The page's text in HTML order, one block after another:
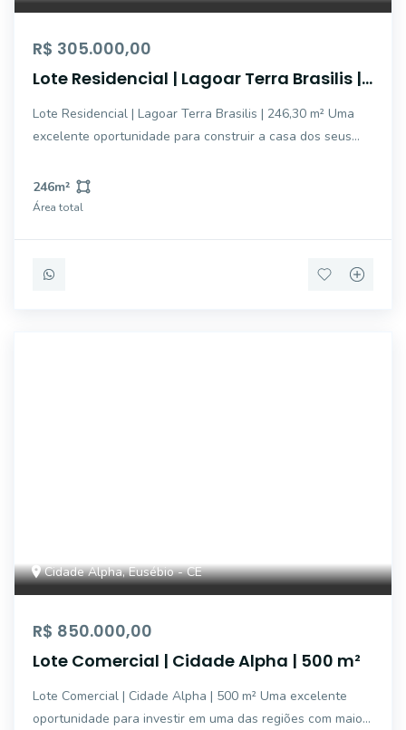
R$ 305.000,00
Lote Residencial | Lagoar Terra Brasilis |
Lote Residencial | Lagoar Terra Brasilis | 246,30 m² Uma
excelente oportunidade para construir a casa dos seus
região. Com localização privilegiada dentro do condomínio,
este lote reúne praticidade,
246m²
Área total
Cidade Alpha, Eusébio - CE
R$ 850.000,00
Lote Comercial | Cidade Alpha | 500 m²
Lote Comercial | Cidade Alpha | 500 m² Uma excelente
oportunidade para investir em uma das regiões com maior